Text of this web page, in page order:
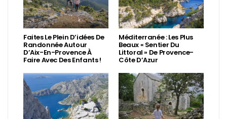
Faites Le Plein D’idées De
Randonnée Autour
D’Aix-En-Provence À
Faire Avec Des Enfants !
Méditerranée : Les Plus
Beaux « Sentier Du
Littoral » De Provence-
Côte D’Azur